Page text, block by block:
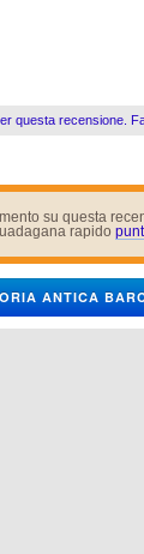
questa recensione.
su questa
rapido
ANTICA